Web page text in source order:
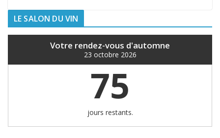
LE SALON DU VIN
Votre rendez-vous d'automne
23 octobre 2026
75
jours restants.